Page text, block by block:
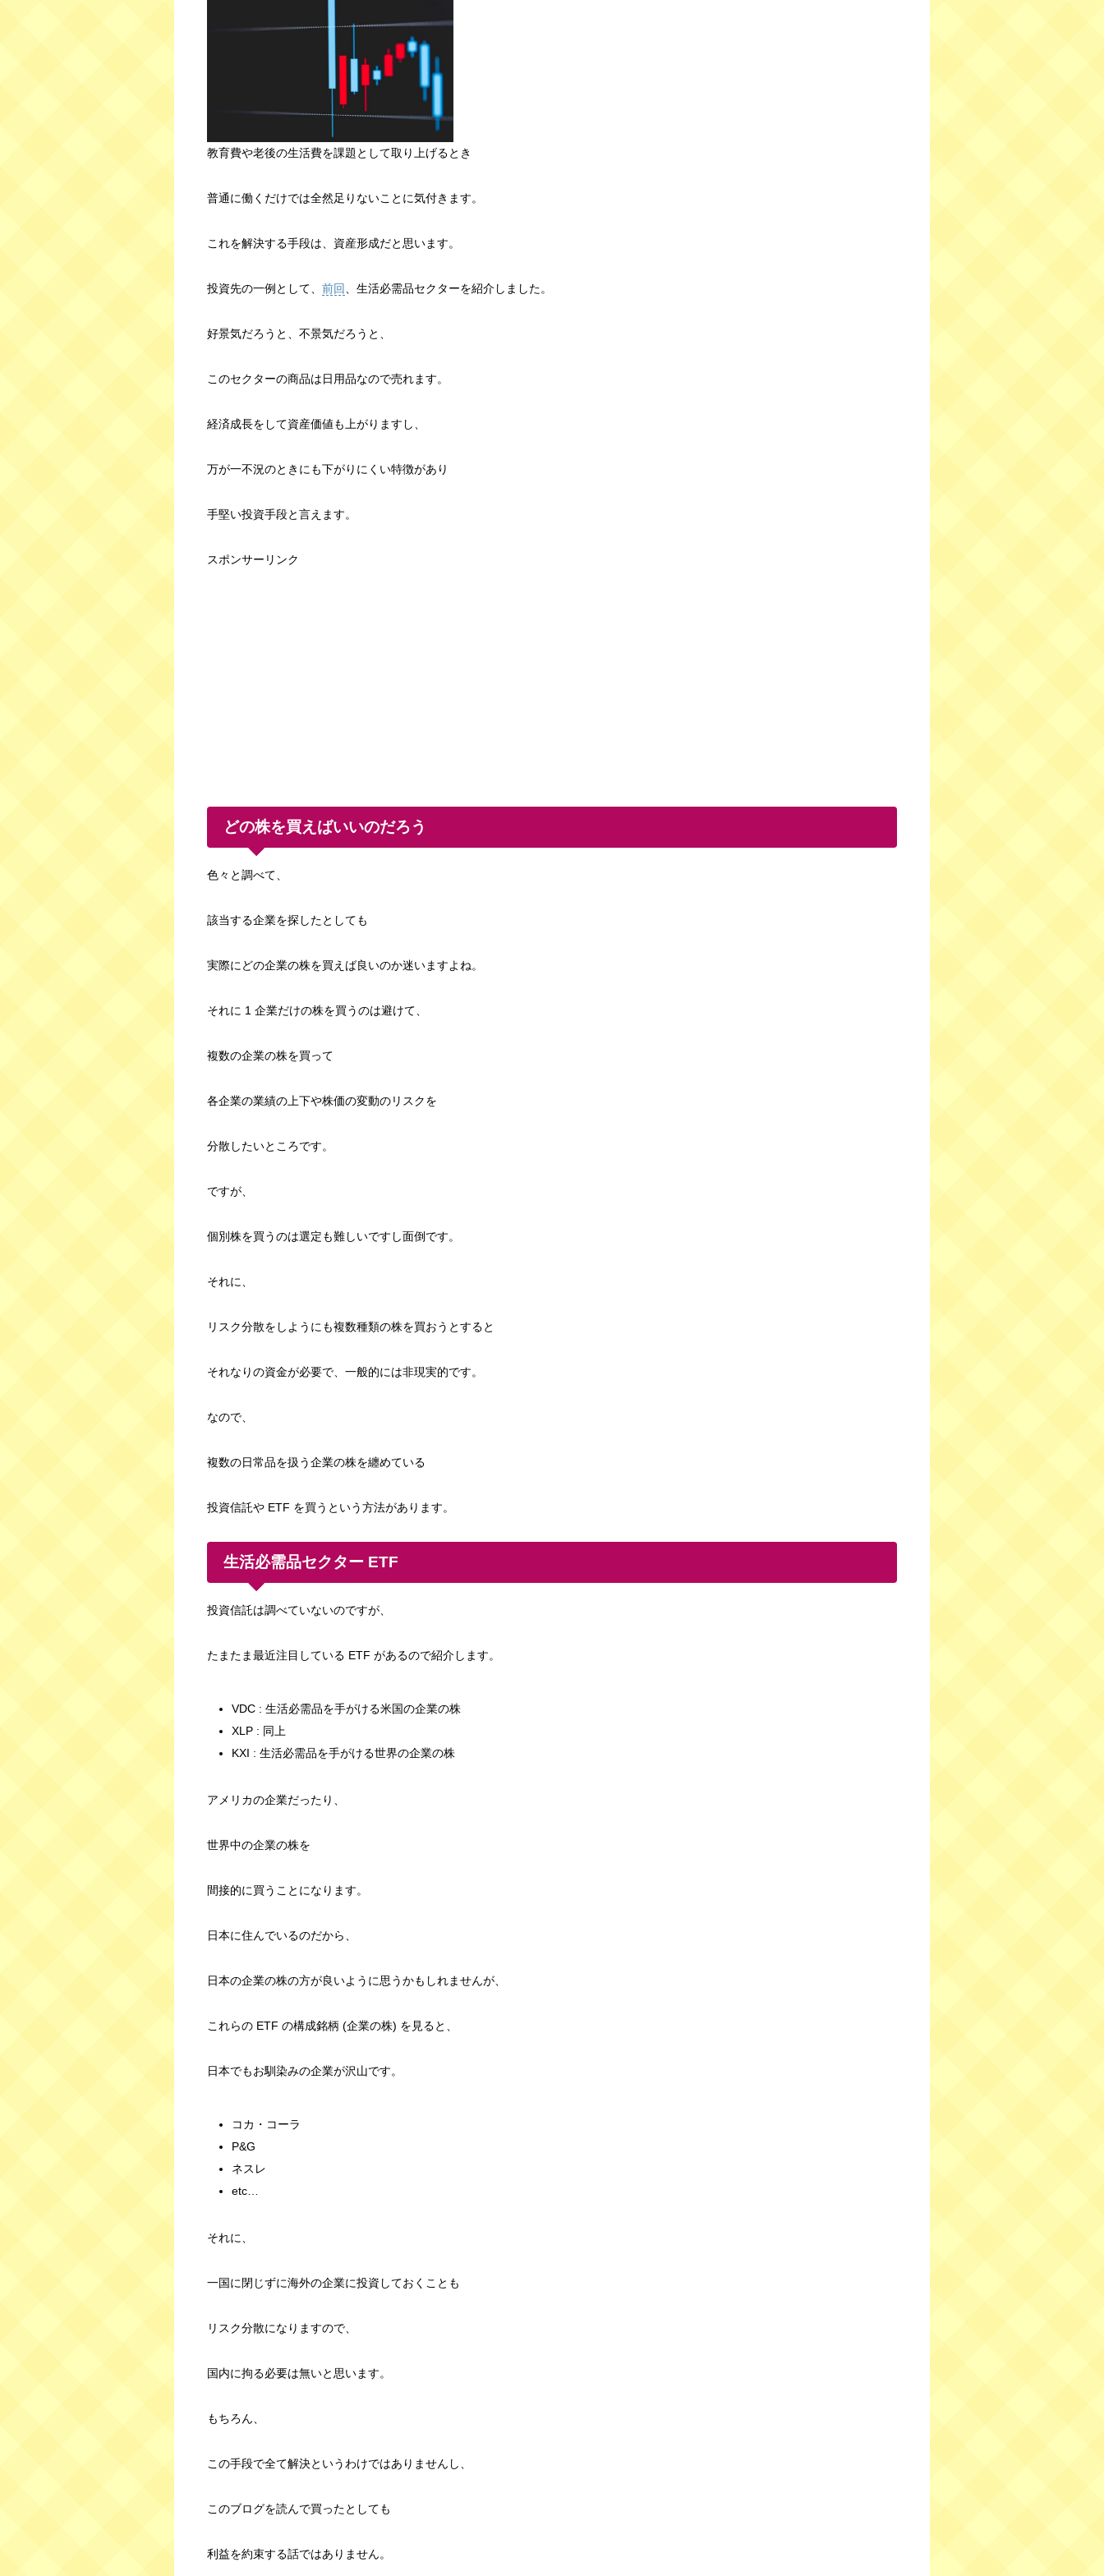
教育費や老後の生活費を課題として取り上げるとき
普通に働くだけでは全然足りないことに気付きます。
これを解決する手段は、資産形成だと思います。
投資先の一例として、 前回 、生活必需品セクターを紹介しました。
好景気だろうと、不景気だろうと、
このセクターの商品は日用品なので売れます。
経済成長をして資産価値も上がりますし、
万が一不況のときにも下がりにくい特徴があり
手堅い投資手段と言えます。
スポンサーリンク
どの株を買えばいいのだろう
色々と調べて、
該当する企業を探したとしても
実際にどの企業の株を買えば良いのか迷いますよね。
それに 1 企業だけの株を買うのは避けて、
複数の企業の株を買って
各企業の業績の上下や株価の変動のリスクを
分散したいところです。
ですが、
個別株を買うのは選定も難しいですし面倒です。
それに、
リスク分散をしようにも複数種類の株を買おうとすると
それなりの資金が必要で、一般的には非現実的です。
なので、
複数の日常品を扱う企業の株を纏めている
投資信託や ETF を買うという方法があります。
生活必需品セクター ETF
投資信託は調べていないのですが、
たまたま最近注目している ETF があるので紹介します。
VDC : 生活必需品を手がける米国の企業の株
XLP : 同上
KXI : 生活必需品を手がける世界の企業の株
アメリカの企業だったり、
世界中の企業の株を
間接的に買うことになります。
日本に住んでいるのだから、
日本の企業の株の方が良いように思うかもしれませんが、
これらの ETF の構成銘柄 (企業の株) を見ると、
日本でもお馴染みの企業が沢山です。
コカ・コーラ
P&G
ネスレ
etc…
それに、
一国に閉じずに海外の企業に投資しておくことも
リスク分散になりますので、
国内に拘る必要は無いと思います。
もちろん、
この手段で全て解決というわけではありませんし、
このブログを読んで買ったとしても
利益を約束する話ではありません。